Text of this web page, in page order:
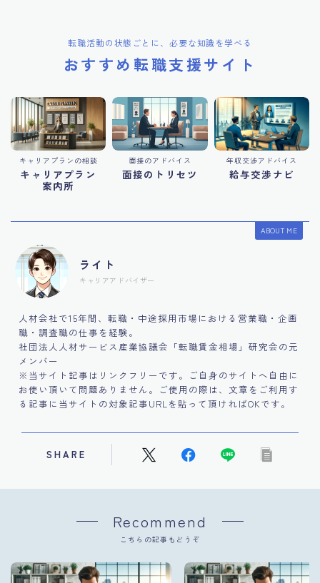
転職活動の状態ごとに、必要な知識を学べる
おすすめ転職支援サイト
キャリアプランの相談
キャリアプラン
案内所
面接のアドバイス
面接のトリセツ
年収交渉アドバイス
給与交渉ナビ
ABOUT ME
ライト
キャリアアドバイザー
人材会社で15年間、転職・中途採用市場における営業職・企画
職・調査職の仕事を経験。
社団法人人材サービス産業協議会「転職賃金相場」研究会の元
メンバー
※当サイト記事はリンクフリーです。ご自身のサイトへ自由に
お使い頂いて問題ありません。ご使用の際は、文章をご利用す
る記事に当サイトの対象記事URLを貼って頂ければOKです。
SHARE
Recommend
こちらの記事もどうぞ